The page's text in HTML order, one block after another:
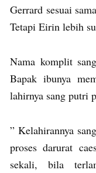
Gerrard sesuai
Tetapi Eirin lebih
Nama komplit
Bapak ibunya
lahirnya sang putri
” Kelahirannya
proses darurat
sekali, bila